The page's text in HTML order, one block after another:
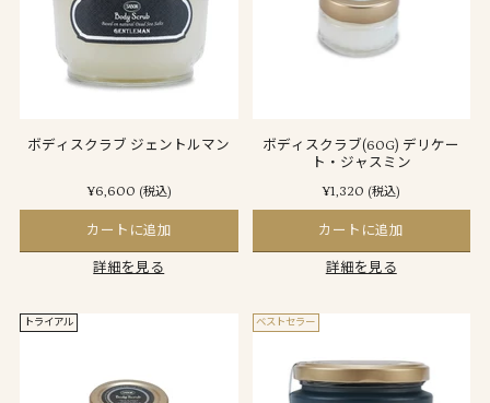
ボディスクラブ ジェントルマン
¥6,600 (税込)
カートに追加
詳細を見る
ボディスクラブ(60G) デリケー
ト・ジャスミン
¥1,320 (税込)
カートに追加
詳細を見る
トライアル ベストセラー